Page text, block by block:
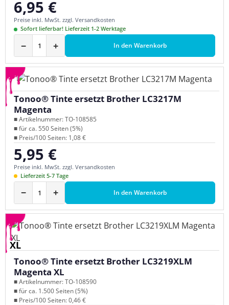
Regulärer Preis:
6,95 €
Preise inkl. MwSt. zzgl. Versandkosten
Sofort lieferbar! Lieferzeit 1-2 Werktage
− + In den Warenkorb
Tonoo® Tinte ersetzt Brother LC3217M
Magenta
■ Artikelnummer: TO-108585
■ für ca. 550 Seiten (5%)
■ Preis/100 Seiten: 1,08 €
Regulärer Preis:
5,95 €
Preise inkl. MwSt. zzgl. Versandkosten
Lieferzeit 5-7 Tage
− + In den Warenkorb
XL
Tonoo® Tinte ersetzt Brother LC3219XLM
Magenta XL
■ Artikelnummer: TO-108590
■ für ca. 1.500 Seiten (5%)
■ Preis/100 Seiten: 0,46 €